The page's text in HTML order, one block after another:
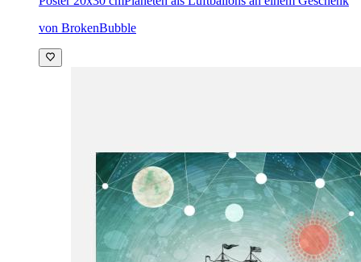
von BrokenBubble